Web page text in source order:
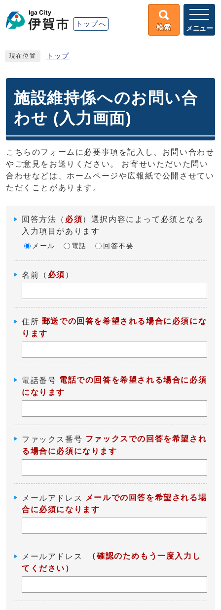
トップへ 検索 メニュー
現在位置 トップ
施設維持係へのお問い合
わせ (入力画面)
こちらのフォームに必要事項を記入し、お問い合わせ
やご意見をお送りください。 お寄せいただいた問い
合わせなどは、ホームページや広報紙で公開させてい
ただくことがあります。
回答方法 （ 必須）選択内容によって必須となる
入力項目があります
メール 電話 回答不要
名前 （ 必須 ）
住所 郵送での回答を希望される場合に必須にな
ります
電話番号 電話での回答を希望される場合に必須
になります
ファックス番号 ファックスでの回答を希望され
る場合に必須になります
メールアドレス
メールでの回答を希望される場
合に必須になります
メールアドレス
（確認のためもう一度入力し
てください）